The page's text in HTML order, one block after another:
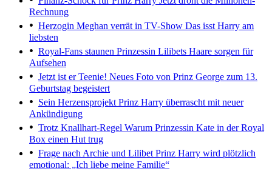
Rechnung
Herzogin Meghan verrät in TV-Show Das isst Harry am
liebsten
Royal-Fans staunen Prinzessin Lilibets Haare sorgen für
Aufsehen
Jetzt ist er Teenie! Neues Foto von Prinz George zum 13.
Geburtstag begeistert
Sein Herzensprojekt Prinz Harry überrascht mit neuer
Ankündigung
Trotz Knallhart-Regel Warum Prinzessin Kate in der Royal
Box einen Hut trug
Frage nach Archie und Lilibet Prinz Harry wird plötzlich
emotional: „Ich liebe meine Familie“